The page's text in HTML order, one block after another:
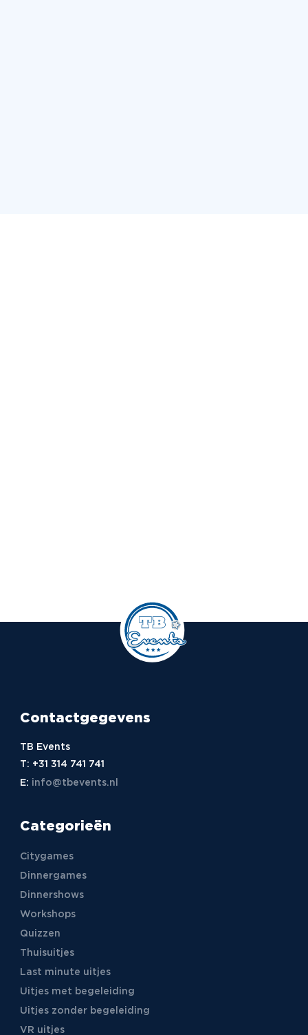
Contactgegevens
TB Events
T: +31 314 741 741
E: info@tbevents.nl
Categorieën
Citygames
Dinnergames
Dinnershows
Workshops
Quizzen
Thuisuitjes
Last minute uitjes
Uitjes met begeleiding
Uitjes zonder begeleiding
VR uitjes